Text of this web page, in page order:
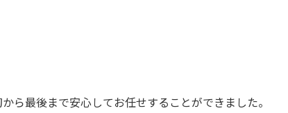
ら最後まで安心してお任せすることができました。